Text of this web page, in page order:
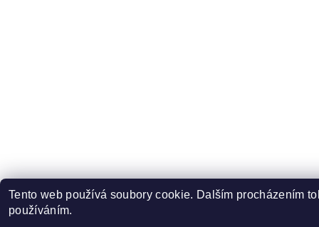
Tento web používá soubory cookie. Dalším procházením
používáním.